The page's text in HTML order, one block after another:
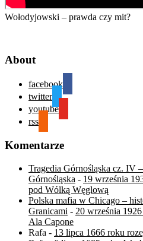
Wołodyjowski – prawda czy mit?
About
facebook
twitter
youtube
rss
Komentarze
Tragedia Górnośląska cz. IV
Górnośląska - 19 września
pod Wólką Węglową
Polska mafia w Chicago –
Granicami - 20 września
Ala Capone
Rafa - 13 lipca 1666 roku